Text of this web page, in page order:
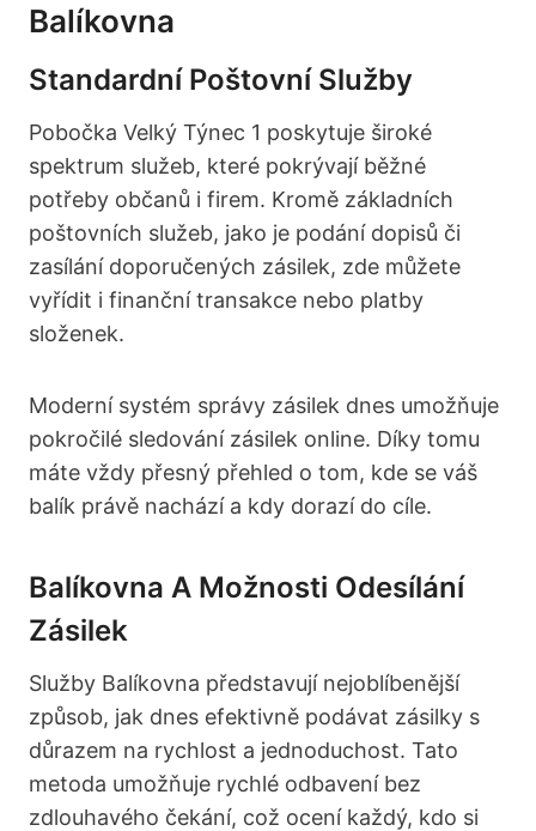
Balíkovna
Standardní Poštovní Služby
Pobočka Velký Týnec 1 poskytuje široké
spektrum služeb, které pokrývají běžné
potřeby občanů i firem. Kromě základních
poštovních služeb, jako je podání dopisů či
zasílání doporučených zásilek, zde můžete
vyřídit i finanční transakce nebo platby
složenek.
Moderní systém správy zásilek dnes umožňuje
pokročilé sledování zásilek online. Díky tomu
máte vždy přesný přehled o tom, kde se váš
balík právě nachází a kdy dorazí do cíle.
Balíkovna A Možnosti Odesílání
Zásilek
Služby Balíkovna představují nejoblíbenější
způsob, jak dnes efektivně podávat zásilky s
důrazem na rychlost a jednoduchost. Tato
metoda umožňuje rychlé odbavení bez
zdlouhavého čekání, což ocení každý, kdo si